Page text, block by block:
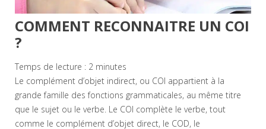
COMMENT RECONNAITRE UN COI
?
Temps de lecture : 2 minutes
Le complément d’objet indirect, ou COI appartient à la
grande famille des fonctions grammaticales, au même titre
que le sujet ou le verbe. Le COI complète le verbe, tout
comme le complément d’objet direct, le COD, le